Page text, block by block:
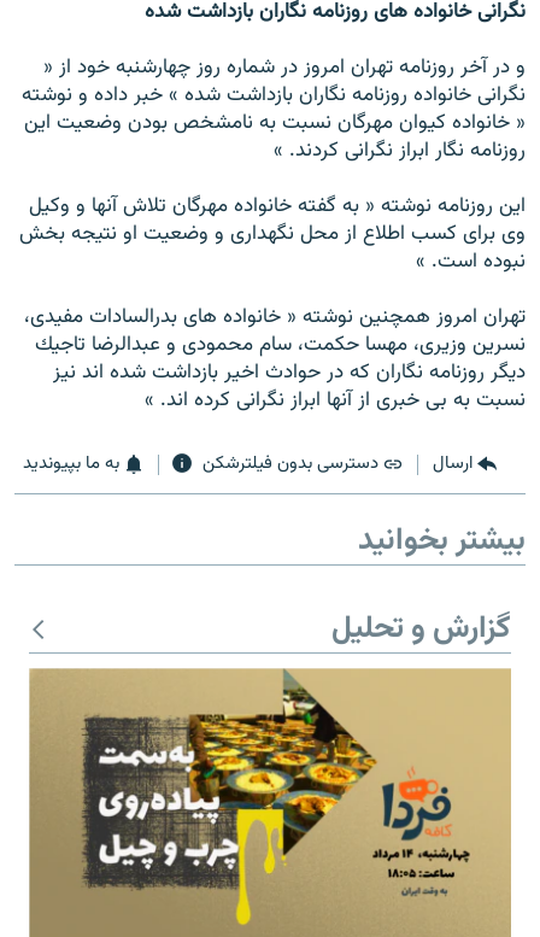
نگرانى خانواده هاى روزنامه نگاران بازداشت شده
و در آخر روزنامه تهران امروز در شماره روز چهارشنبه خود از «
نگرانى خانواده روزنامه نگاران بازداشت شده » خبر داده و نوشته
« خانواده كيوان مهرگان نسبت به نامشخص بودن وضعيت اين
روزنامه نگار ابراز نگرانى كردند. »
اين روزنامه نوشته « به گفته خانواده مهرگان تلاش آنها و وكيل
وى براى كسب اطلاع از محل نگهدارى و وضعيت او نتيجه بخش
نبوده است. »
تهران امروز همچنين نوشته « خانواده هاى بدرالسادات مفيدى،
نسرين وزيرى، مهسا حكمت، سام محمودى و عبدالرضا تاجيك
ديگر روزنامه نگاران كه در حوادث اخير بازداشت شده اند نيز
نسبت به بى خبرى از آنها ابراز نگرانى كرده اند. »
ارسال دسترسی بدون فیلترشکن به ما بپیوندید
بیشتر بخوانید
گزارش و تحلیل